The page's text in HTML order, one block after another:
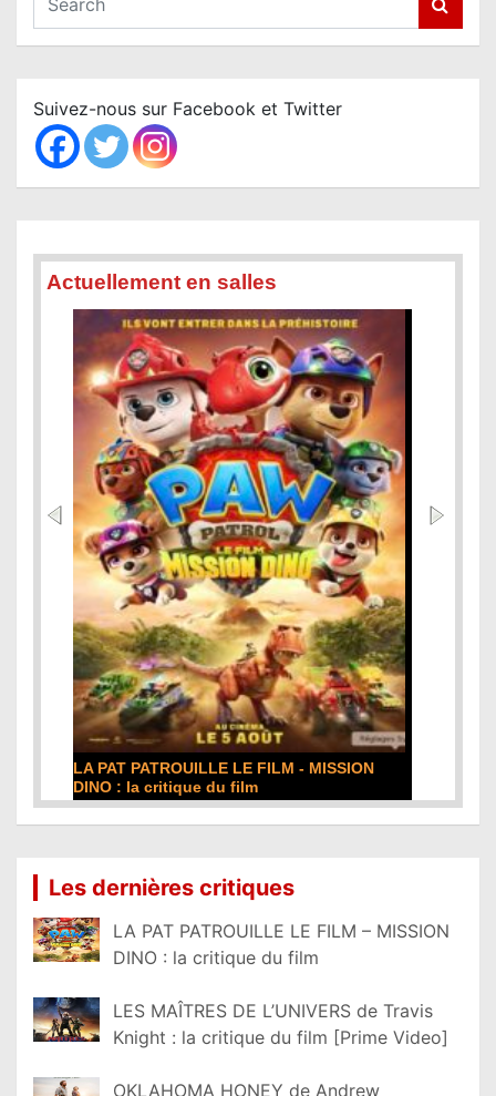
a
c
h
Suivez-nous sur Facebook et Twitter
Actuellement en salles
LA PAT PATROUILLE LE FILM - MISSION
DINO : la critique du film
Les dernières critiques
LA PAT PATROUILLE LE FILM – MISSION
DINO : la critique du film
LES MAÎTRES DE L’UNIVERS de Travis
Knight : la critique du film [Prime Video]
OKLAHOMA HONEY de Andrew